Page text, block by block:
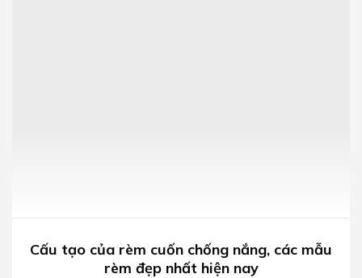
Cấu tạo của rèm cuốn chống nắng, các mẫu
rèm đẹp nhất hiện nay